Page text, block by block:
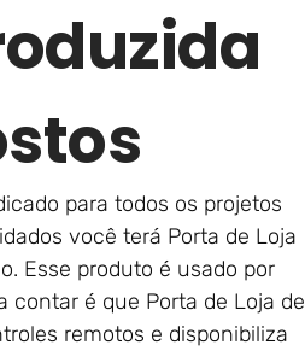
para todos os projetos
você terá Porta de Loja
Esse produto é usado por
contar é que Porta de Loja de
remotos e disponibiliza